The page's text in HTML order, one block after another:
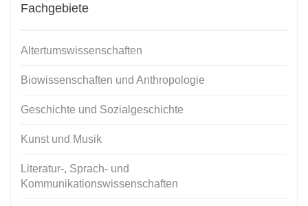
Fachgebiete
Altertumswissenschaften
Biowissenschaften und Anthropologie
Geschichte und Sozialgeschichte
Kunst und Musik
Literatur-, Sprach- und
Kommunikationswissenschaften